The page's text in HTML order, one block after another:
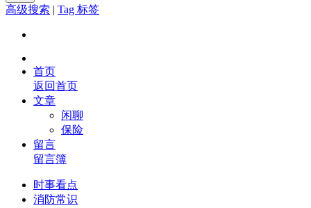
高级搜索 | Tag 标签
首页
返回首页
文章
闲聊
保险
留言
留言簿
时事看点
消防常识